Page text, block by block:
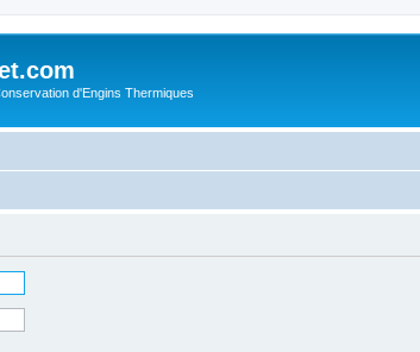
d'Engins Thermiques